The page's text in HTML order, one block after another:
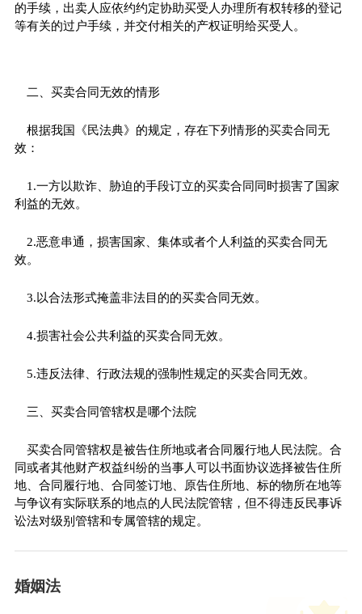
的手续，出卖人应依约约定协助买受人办理所有权转移的登记
等有关的过户手续，并交付相关的产权证明给买受人。
二、买卖合同无效的情形
根据我国《民法典》的规定，存在下列情形的买卖合同无
效：
1.一方以欺诈、胁迫的手段订立的买卖合同同时损害了国家
利益的无效。
2.恶意串通，损害国家、集体或者个人利益的买卖合同无
效。
3.以合法形式掩盖非法目的的买卖合同无效。
4.损害社会公共利益的买卖合同无效。
5.违反法律、行政法规的强制性规定的买卖合同无效。
三、买卖合同管辖权是哪个法院
买卖合同管辖权是被告住所地或者合同履行地人民法院。合
同或者其他财产权益纠纷的当事人可以书面协议选择被告住所
地、合同履行地、合同签订地、原告住所地、标的物所在地等
与争议有实际联系的地点的人民法院管辖，但不得违反民事诉
讼法对级别管辖和专属管辖的规定。
婚姻法